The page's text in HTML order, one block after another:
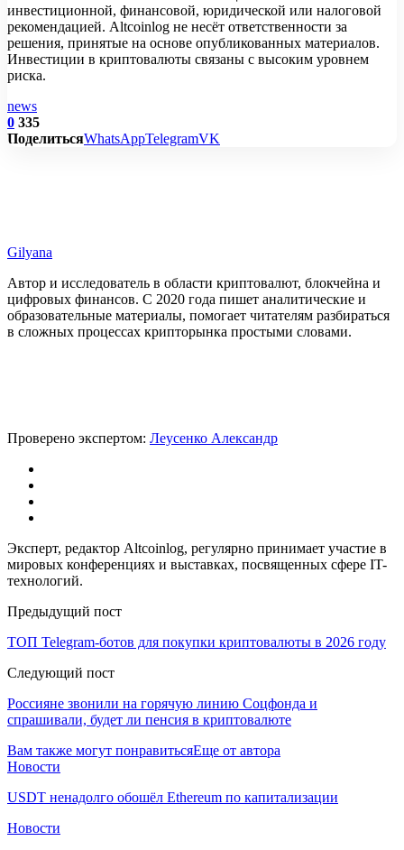
инвестиционной, финансовой, юридической или налоговой
рекомендацией. Altcoinlog не несёт ответственности за
решения, принятые на основе опубликованных материалов.
Инвестиции в криптовалюты связаны с высоким уровнем
риска.
news
0 335
ПоделитьсяWhatsAppTelegramVK
Gilyana
Автор и исследователь в области криптовалют, блокчейна и
цифровых финансов. С 2020 года пишет аналитические и
образовательные материалы, помогает читателям разбираться
в сложных процессах крипторынка простыми словами.
Проверено экспертом: Леусенко Александр
Эксперт, редактор Altcoinlog, регулярно принимает участие в
мировых конференциях и выставках, посвященных сфере IT-
технологий.
Предыдущий пост
ТОП Telegram-ботов для покупки криптовалюты в 2026 году
Следующий пост
Россияне звонили на горячую линию Соцфонда и
спрашивали, будет ли пенсия в криптовалюте
Вам также могут понравитьсяЕще от автора
Новости
USDT ненадолго обошёл Ethereum по капитализации
Новости